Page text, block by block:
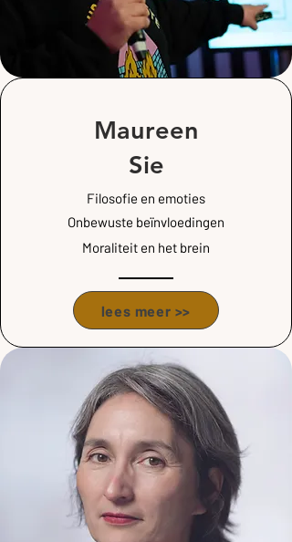
Maureen
Sie
Filosofie en emoties
Onbewuste beïnvloedingen
Moraliteit en het brein
lees meer >>